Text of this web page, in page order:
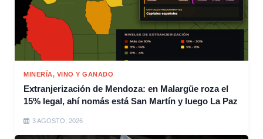
MINERÍA, VINO Y GANADO
Extranjerización de Mendoza: en Malargüe roza el
15% legal, ahí nomás está San Martín y luego La Paz
3 AGOSTO, 2026